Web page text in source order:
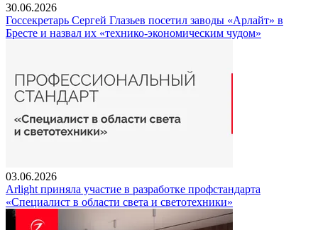
30.06.2026
Госсекретарь Сергей Глазьев посетил заводы «Арлайт» в
Бресте и назвал их «технико-экономическим чудом»
03.06.2026
Arlight приняла участие в разработке профстандарта
«Специалист в области света и светотехники»